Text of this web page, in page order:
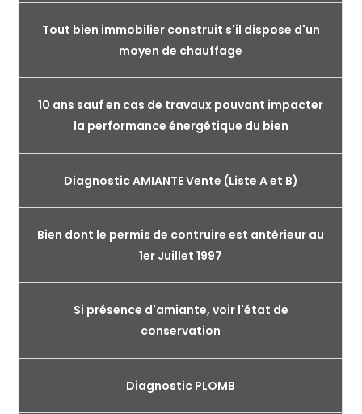
Tout bien immobilier construit s'il dispose d'un
moyen de chauffage
10 ans sauf en cas de travaux pouvant impacter
la performance énergétique du bien
Diagnostic AMIANTE Vente (Liste A et B)
Bien dont le permis de contruire est antérieur au
1er Juillet 1997
Si présence d'amiante, voir l'état de
conservation
Diagnostic PLOMB